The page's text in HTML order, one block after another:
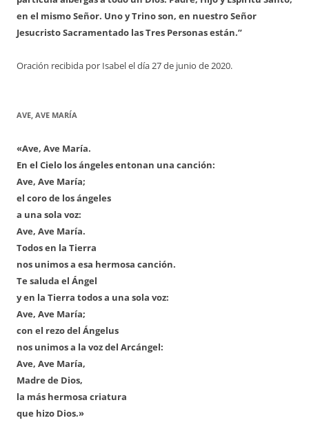
en el mismo Señor. Uno y Trino son, en nuestro Señor
Jesucristo Sacramentado las Tres Personas están.”
Oración recibida por Isabel el día 27 de junio de 2020.
AVE, AVE MARÍA
«Ave, Ave María.
En el Cielo los ángeles entonan una canción:
Ave, Ave María;
el coro de los ángeles
a una sola voz:
Ave, Ave María.
Todos en la Tierra
nos unimos a esa hermosa canción.
Te saluda el Ángel
y en la Tierra todos a una sola voz:
Ave, Ave María;
con el rezo del Ángelus
nos unimos a la voz del Arcángel:
Ave, Ave María,
Madre de Dios,
la más hermosa criatura
que hizo Dios.»